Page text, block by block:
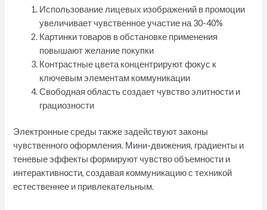
Использование лицевых изображений в промоции
увеличивает чувственное участие на 30-40%
Картинки товаров в обстановке применения
повышают желание покупки
Контрастные цвета концентрируют фокус к
ключевым элементам коммуникации
Свободная область создает чувство элитности и
грациозности
Электронные среды также задействуют законы
чувственного оформления. Мини-движения, градиенты и
теневые эффекты формируют чувство объемности и
интерактивности, создавая коммуникацию с техникой
естественнее и привлекательным.